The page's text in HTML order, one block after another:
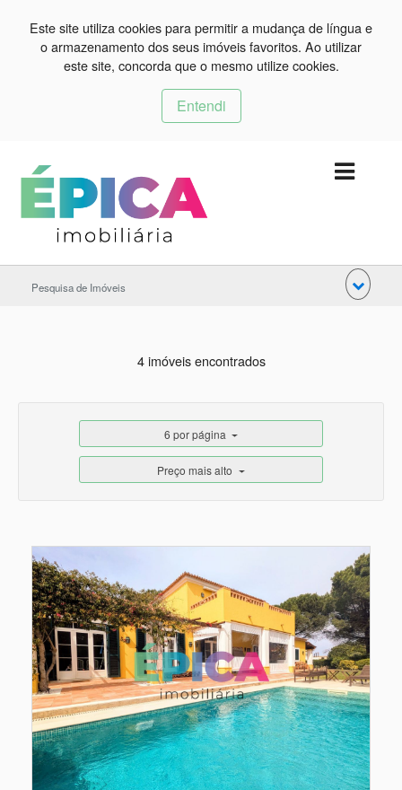
Este site utiliza cookies para permitir a mudança de língua e
o armazenamento dos seus imóveis favoritos. Ao utilizar
este site, concorda que o mesmo utilize cookies.
Entendi
Pesquisa de Imóveis
4 imóveis encontrados
6 por página
Preço mais alto